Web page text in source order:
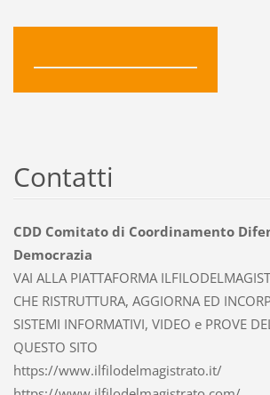
Contatti
CDD Comitato di Coordinamento
Democrazia
VAI ALLA PIATTAFORMA
CHE RISTRUTTURA, AGGIORNA ED
SISTEMI INFORMATIVI, VIDEO e PROVE
QUESTO SITO
https://www.ilfilodelmagistrato.it/